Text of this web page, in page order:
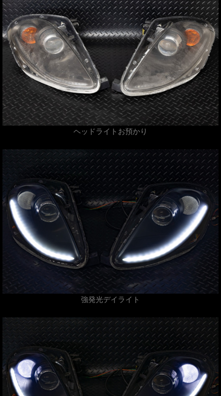
ヘッドライトお預かり
強発光デイライト